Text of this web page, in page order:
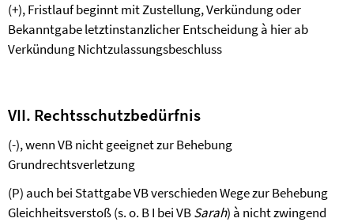
(+), Fristlauf beginnt mit Zustellung, Verkündung oder
Bekanntgabe letztinstanzlicher Entscheidungà hier ab
Verkündung Nichtzulassungsbeschluss
VII. Rechtsschutzbedürfnis
(-), wenn VB nicht geeignet zur Behebung
Grundrechtsverletzung
(P) auch bei Stattgabe VB verschieden Wege zur Behebung
Gleichheitsverstoß (s. o. B I bei VBSarah) à nicht zwingend